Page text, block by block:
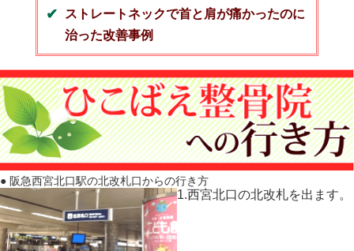
ストレートネックで首と肩が痛かったのに
治った改善事例
● 阪急西宮北口駅の北改札口からの行き方
1.西宮北口の北改札を出ます。